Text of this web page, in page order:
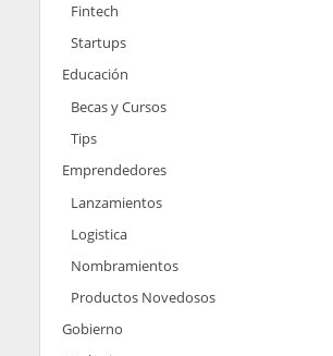
Fintech
Startups
Educación
Becas y Cursos
Tips
Emprendedores
Lanzamientos
Logistica
Nombramientos
Productos Novedosos
Gobierno